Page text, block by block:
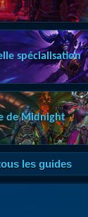
spécialisation
de Midnight
les guides